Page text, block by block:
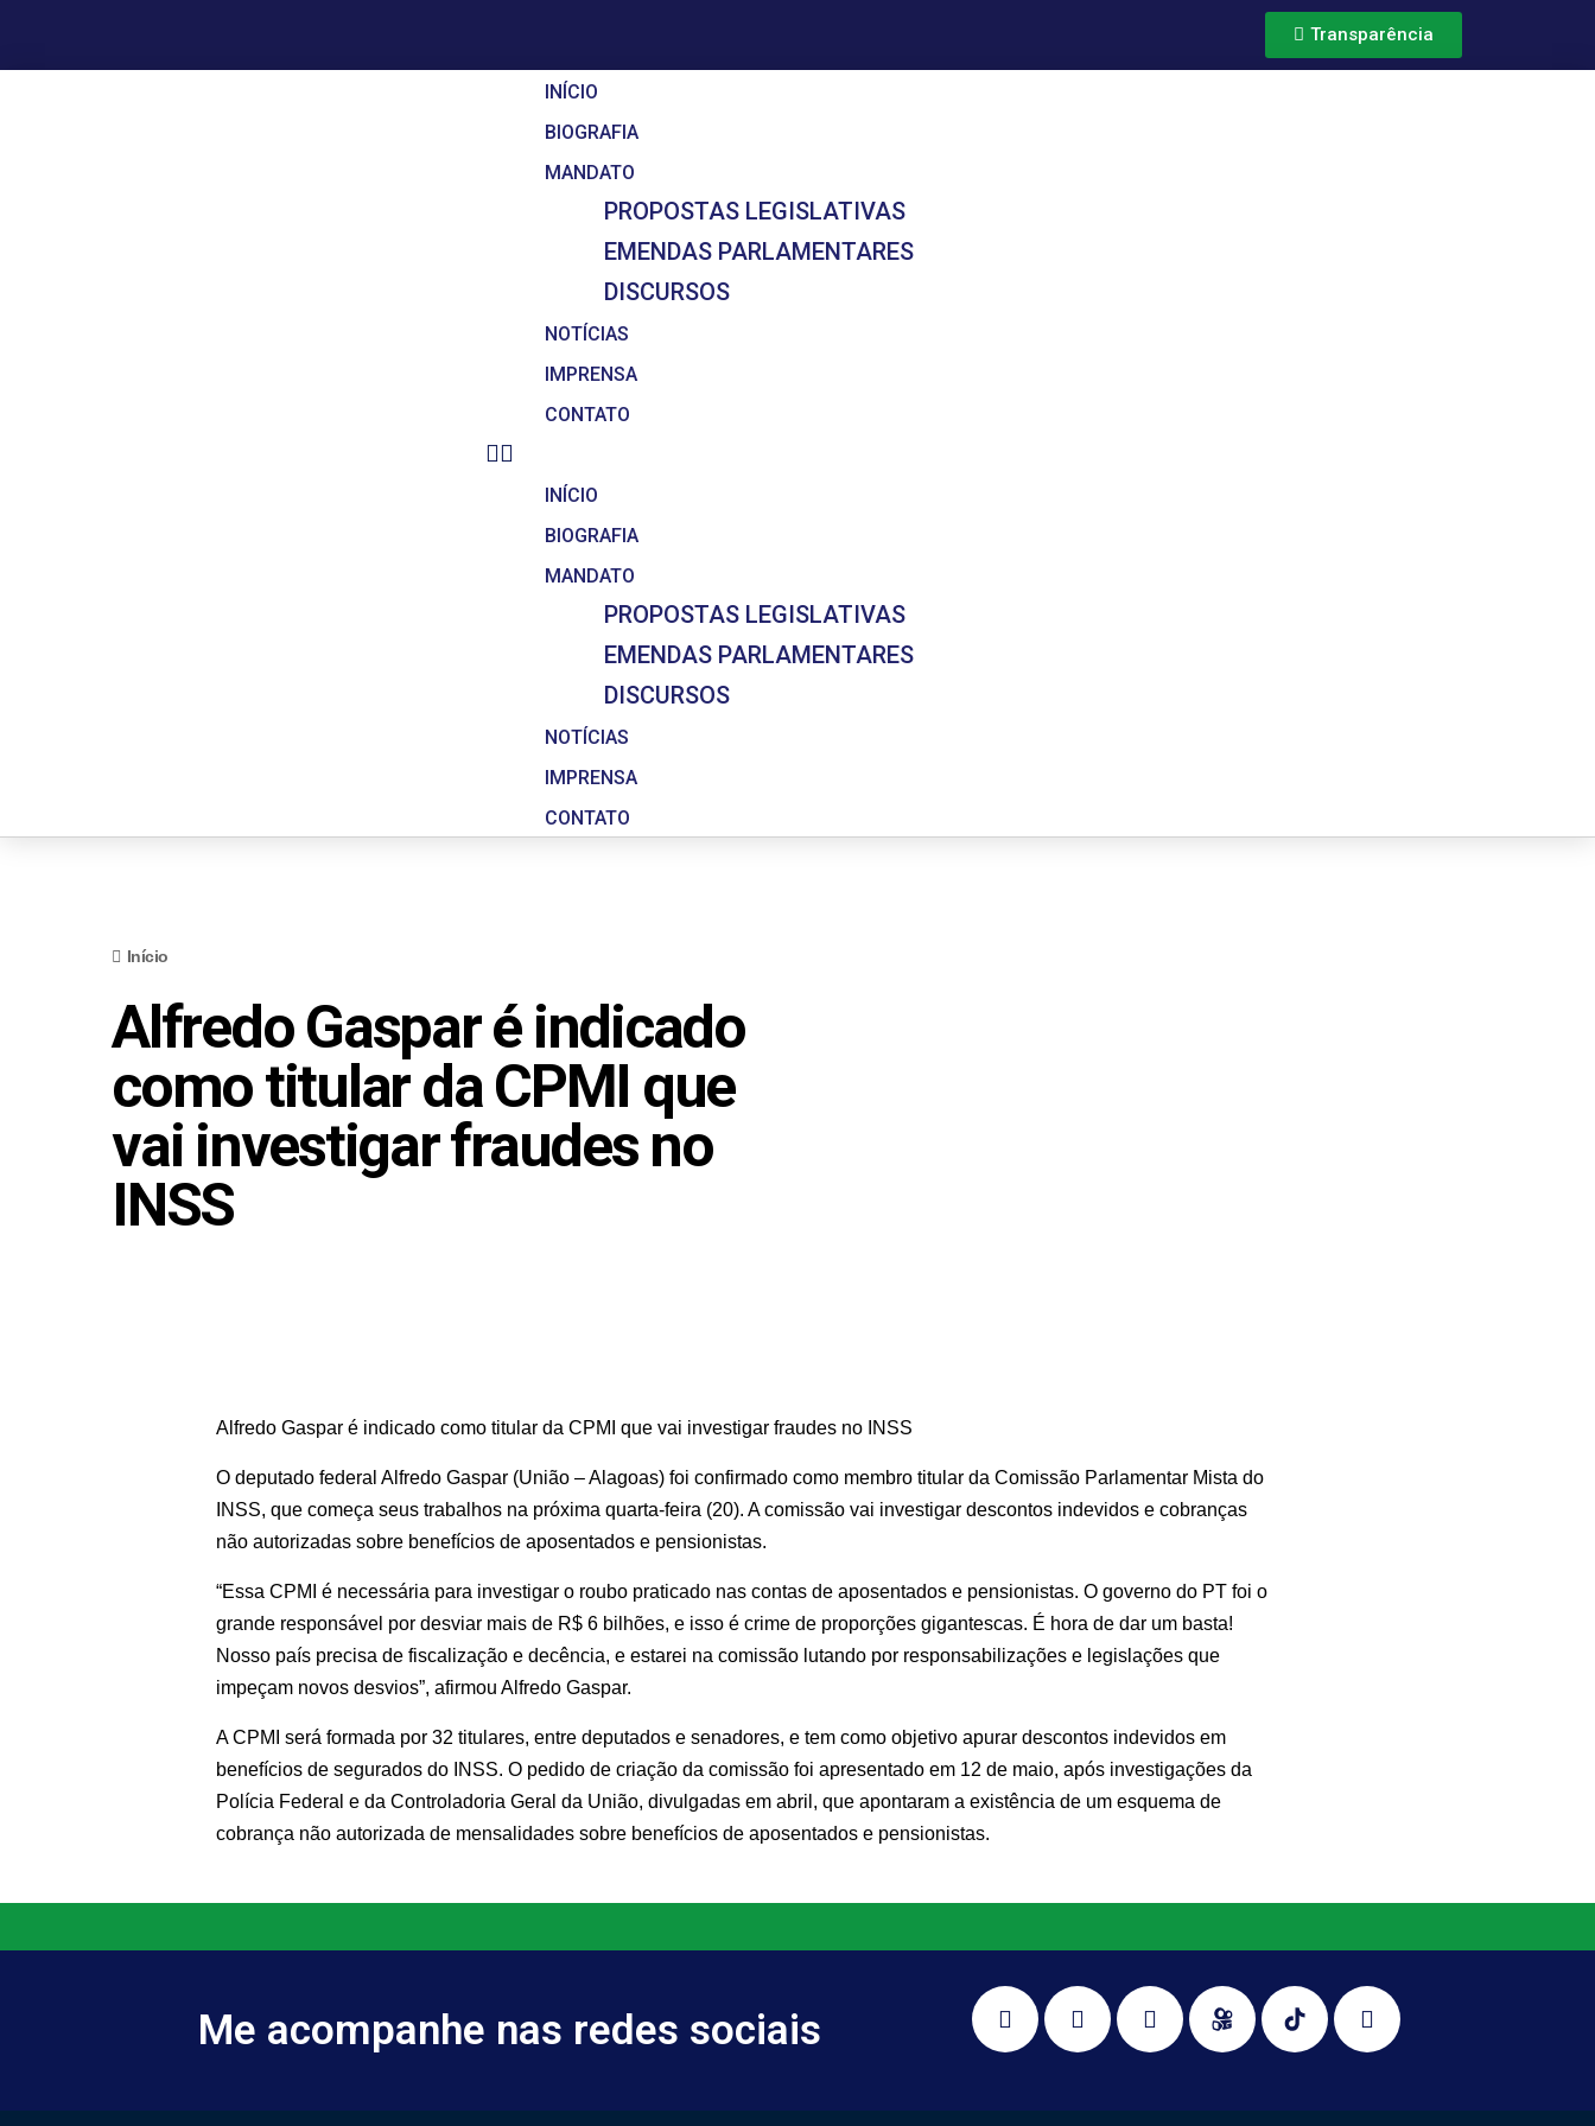
Transparência
INÍCIO
BIOGRAFIA
MANDATO
PROPOSTAS LEGISLATIVAS
EMENDAS PARLAMENTARES
DISCURSOS
NOTÍCIAS
IMPRENSA
CONTATO
INÍCIO
BIOGRAFIA
MANDATO
PROPOSTAS LEGISLATIVAS
EMENDAS PARLAMENTARES
DISCURSOS
NOTÍCIAS
IMPRENSA
CONTATO
Início
Alfredo Gaspar é indicado
como titular da CPMI que
vai investigar fraudes no
INSS
Alfredo Gaspar é indicado como titular da CPMI que vai investigar fraudes no INSS
O deputado federal Alfredo Gaspar (União – Alagoas) foi confirmado como membro titular da Comissão Parlamentar Mista do
INSS, que começa seus trabalhos na próxima quarta-feira (20). A comissão vai investigar descontos indevidos e cobranças
não autorizadas sobre benefícios de aposentados e pensionistas.
“Essa CPMI é necessária para investigar o roubo praticado nas contas de aposentados e pensionistas. O governo do PT foi o
grande responsável por desviar mais de R$ 6 bilhões, e isso é crime de proporções gigantescas. É hora de dar um basta!
Nosso país precisa de fiscalização e decência, e estarei na comissão lutando por responsabilizações e legislações que
impeçam novos desvios”, afirmou Alfredo Gaspar.
A CPMI será formada por 32 titulares, entre deputados e senadores, e tem como objetivo apurar descontos indevidos em
benefícios de segurados do INSS. O pedido de criação da comissão foi apresentado em 12 de maio, após investigações da
Polícia Federal e da Controladoria Geral da União, divulgadas em abril, que apontaram a existência de um esquema de
cobrança não autorizada de mensalidades sobre benefícios de aposentados e pensionistas.
Me acompanhe nas redes sociais